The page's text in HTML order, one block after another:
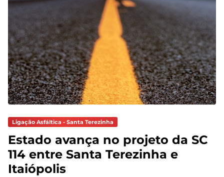
Ligação Asfáltica - Santa Terezinha
Estado avança no projeto da SC
114 entre Santa Terezinha e
Itaiópolis